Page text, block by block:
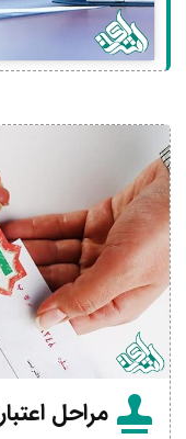
مراحل